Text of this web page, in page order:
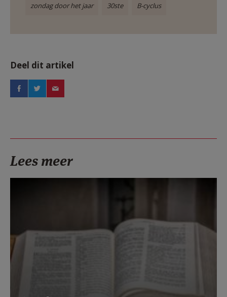
zondag door het jaar 30ste B-cyclus
Deel dit artikel
Lees meer